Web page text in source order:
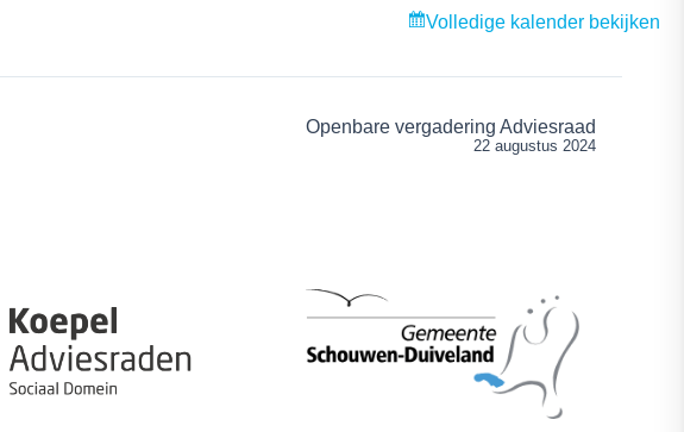
Volledige kalender bekijken
Openbare vergadering Adviesraad
22 augustus 2024